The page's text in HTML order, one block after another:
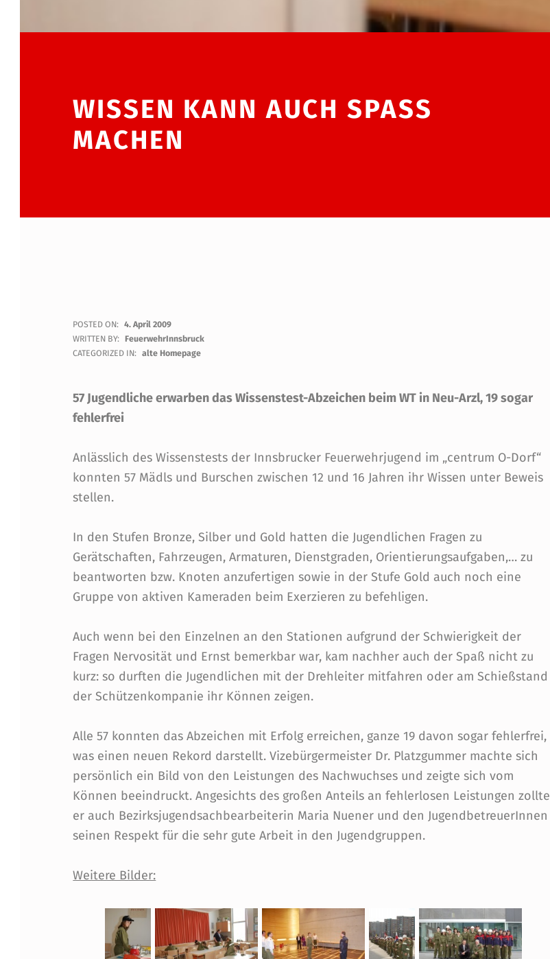
WISSEN KANN AUCH SPASS M
ACHEN
W
I
S
S
E
N
A
N
N
A
U
C
H
S
P
A
M
POSTED ON: 4. April 2009
WRITTEN BY: FeuerwehrInnsbruck
CATEGORIZED IN: alte Homepage
57 Jugendliche erwarben das Wissenstest-Abzeichen beim WT in Neu-Arzl, 19 sogar
fehlerfrei
Anlässlich des Wissenstests der Innsbrucker Feuerwehrjugend im „centrum O-Dorf“
konnten 57 Mädls und Burschen zwischen 12 und 16 Jahren ihr Wissen unter Beweis
stellen.
In den Stufen Bronze, Silber und Gold hatten die Jugendlichen Fragen zu
Gerätschaften, Fahrzeugen, Armaturen, Dienstgraden, Orientierungsaufgaben,… zu
beantworten bzw. Knoten anzufertigen sowie in der Stufe Gold auch noch eine
Gruppe von aktiven Kameraden beim Exerzieren zu befehligen.
Auch wenn bei den Einzelnen an den Stationen aufgrund der Schwierigkeit der
Fragen Nervosität und Ernst bemerkbar war, kam nachher auch der Spaß nicht zu
kurz: so durften die Jugendlichen mit der Drehleiter mitfahren oder am Schießstand
der Schützenkompanie ihr Können zeigen.
Alle 57 konnten das Abzeichen mit Erfolg erreichen, ganze 19 davon sogar fehlerfrei,
was einen neuen Rekord darstellt. Vizebürgermeister Dr. Platzgummer machte sich
persönlich ein Bild von den Leistungen des Nachwuchses und zeigte sich vom
Können beeindruckt. Angesichts des großen Anteils an fehlerlosen Leistungen zollte
er auch Bezirksjugendsachbearbeiterin Maria Nuener und den JugendbetreuerInnen
seinen Respekt für die sehr gute Arbeit in den Jugendgruppen.
Weitere Bilder: